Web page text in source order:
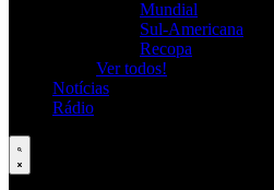
Mundial
Sul-Americana
Recopa
Ver todos!
Notícias
Rádio